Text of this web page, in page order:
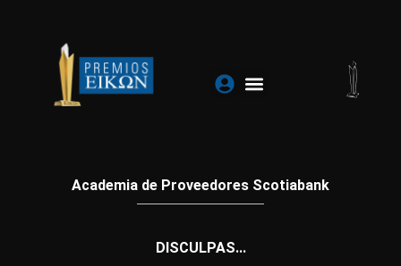
contenido
Academia de Proveedores Scotiabank
DISCULPAS...